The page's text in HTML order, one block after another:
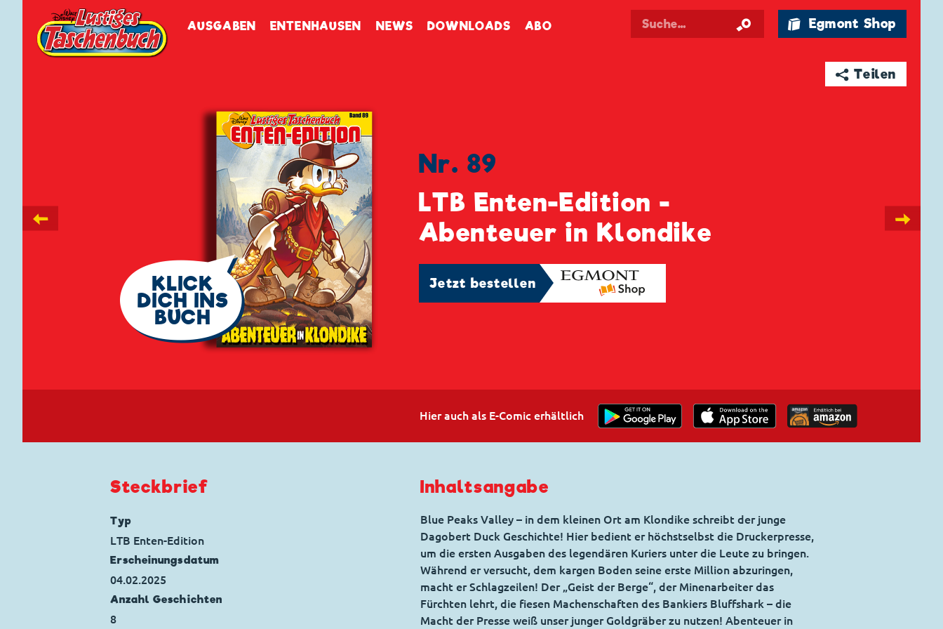
AUSGABEN ENTENHAUSEN NEWS DOWNLOADS ABO 🛍 Egmont Shop
➦ Teilen
←
🗨
KLICK
DICH INS
BUCH
Nr. 89
LTB Enten-Edition -
Abenteuer in Klondike
Jetzt bestellen
→
Hier auch als E-Comic erhältlich
Inhaltsangabe
Blue Peaks Valley – in dem kleinen Ort am Klondike schreibt der junge
Dagobert Duck Geschichte! Hier bedient er höchstselbst die Druckerpresse,
um die ersten Ausgaben des legendären Kuriers unter die Leute zu bringen.
Während er versucht, dem kargen Boden seine erste Million abzuringen,
macht er Schlagzeilen! Der „Geist der Berge“, der Minenarbeiter das
Fürchten lehrt, die fiesen Machenschaften des Bankiers Bluffshark – die
Macht der Presse weiß unser junger Goldgräber zu nutzen! Abenteuer in
Steckbrief
Typ
LTB Enten-Edition
Erscheinungs­datum
04.02.2025
Anzahl Geschichten
8